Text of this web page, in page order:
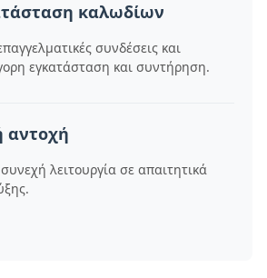
καλωδίων
συνδέσεις και
εγκατάσταση και συντήρηση.
αντοχή
λειτουργία σε απαιτητικά